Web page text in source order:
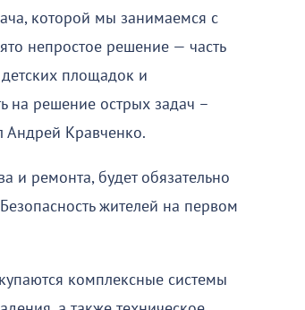
которой мы занимаемся с
непростое решение — часть
площадок и
на решение острых задач –
Андрей Кравченко.
и ремонта, будет обязательно
жителей на первом
комплексные системы